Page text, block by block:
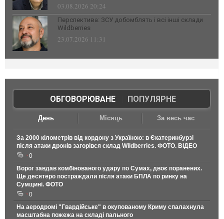
03.08.2026 20:24
Перспектива: ЗСУ добомблять і всі інші склади
Wildberries
23.07.2026 11:31
ОБГОВОРЮВАНЕ| ПОПУЛЯРНЕ
День Місяць За весь час
За 2000 кілометрів від кордону з Україною: в Єкатеринбурзі
після атаки дронів загорівся склад Wildberries. ФОТО. ВІДЕО
0
Ворог завдав комбінованого удару по Сумах, двоє поранених.
Ще десятеро постраждали після атаки БПЛА по ринку на
Сумщині. ФОТО
0
На аеродромі "Гвардійське" в окупованому Криму спалахнула
масштабна пожежа на складі пального